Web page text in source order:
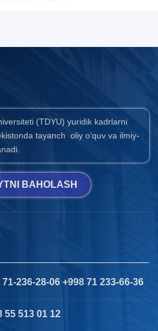
(TDYU) yuridik kadrlarni
tayanch oliy o‘quv va ilmiy-
BAHOLASH
236-28-06 +998 71 233-66-36
55 513 01 12